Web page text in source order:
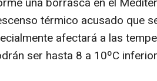
térmico acusado que
afectará a las
ser hasta 8 a 10ºC